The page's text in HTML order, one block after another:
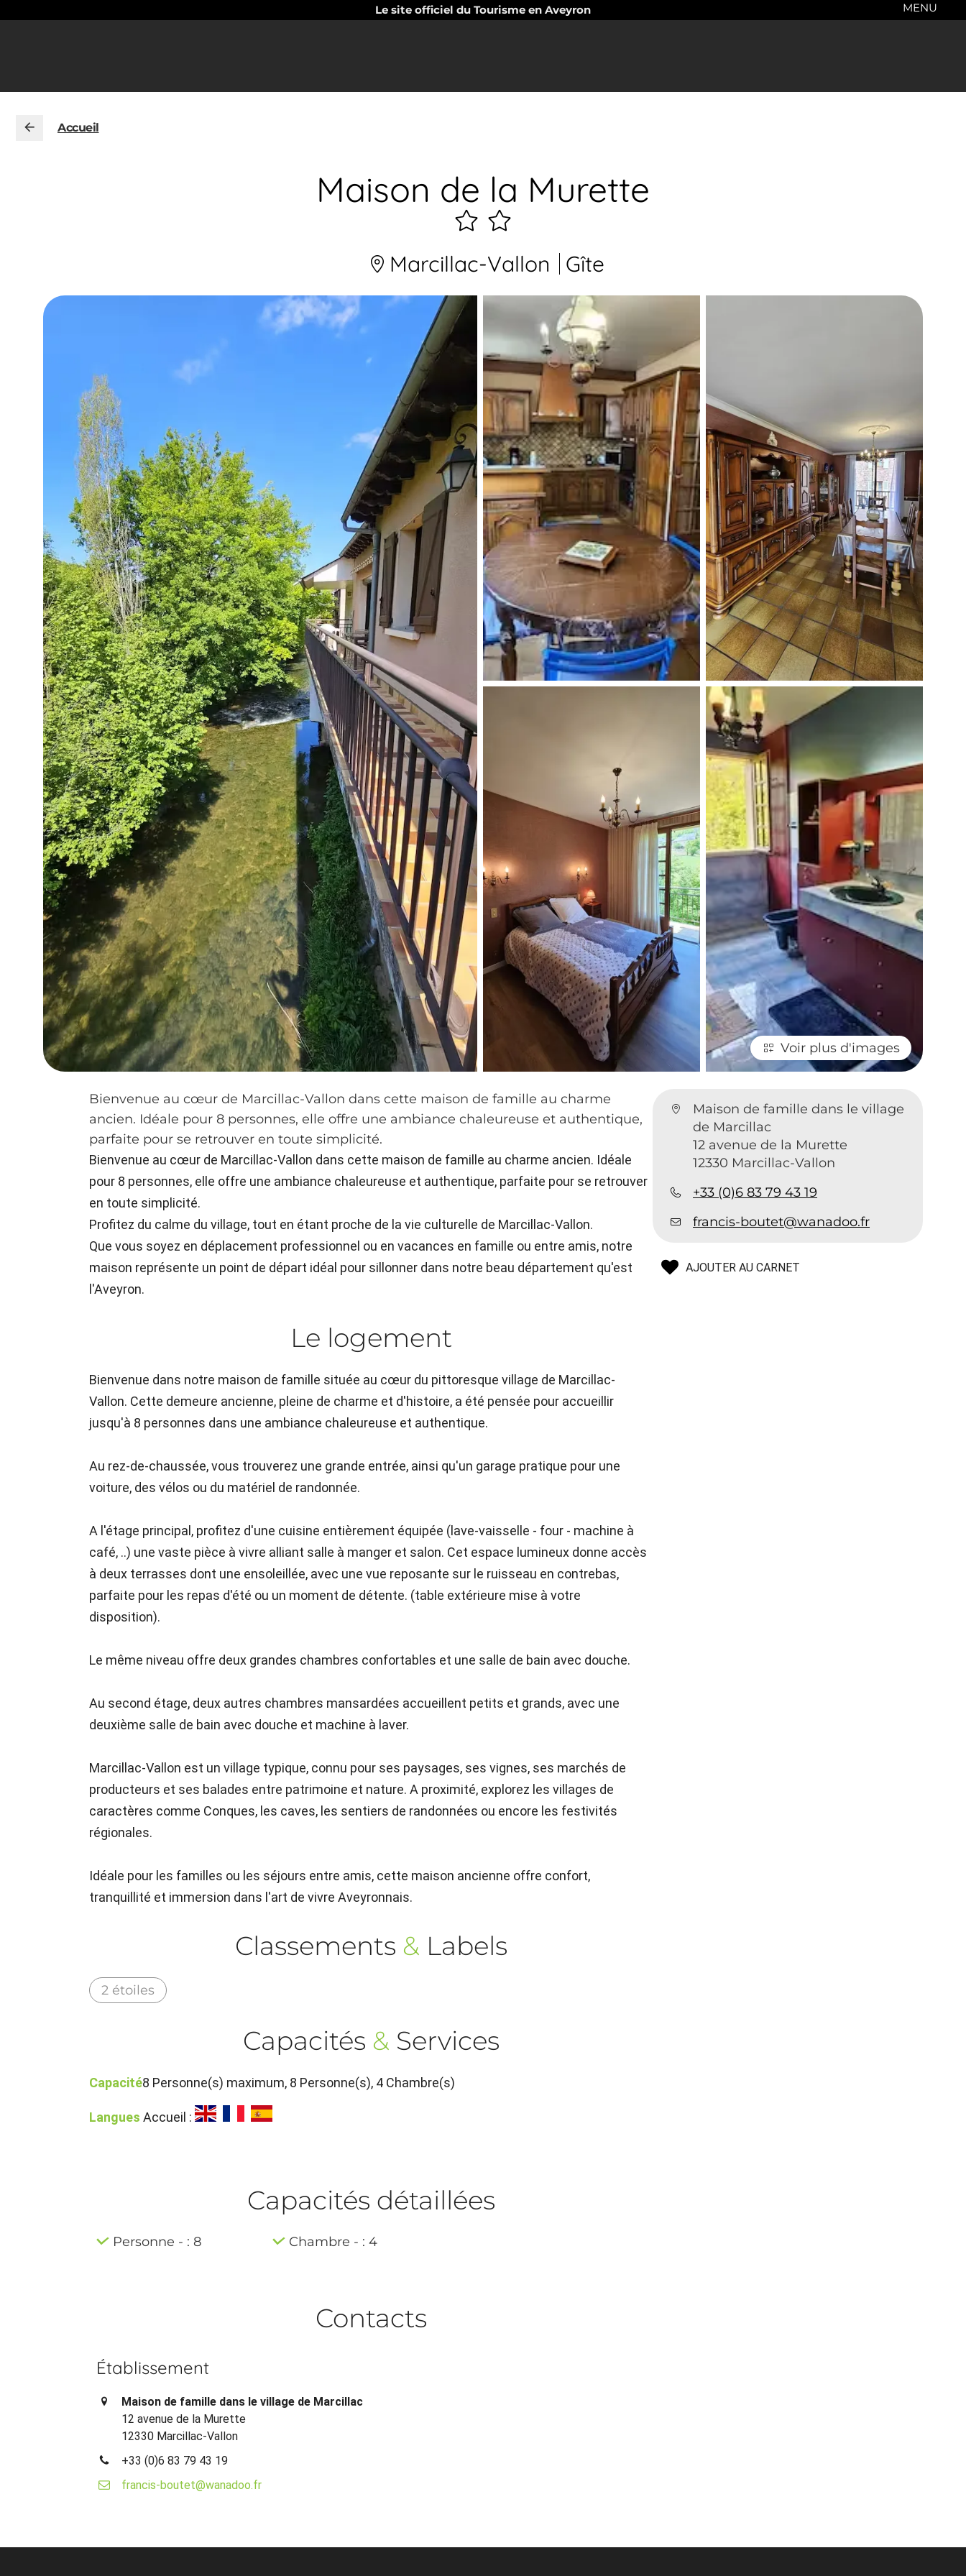
Le site officiel du Tourisme en Aveyron MENU
Accueil
Maison de la Murette
2
étoiles
Marcillac-Vallon Gîte
Voir plus d'images
Maison de famille dans le village
de Marcillac
12 avenue de la Murette
12330 Marcillac-Vallon
+33 (0)6 83 79 43 19
francis-boutet@wanadoo.fr
AJOUTER AU CARNET
Bienvenue au cœur de Marcillac-Vallon dans cette maison de famille au charme
ancien. Idéale pour 8 personnes, elle offre une ambiance chaleureuse et authentique,
parfaite pour se retrouver en toute simplicité.
Bienvenue au cœur de Marcillac-Vallon dans cette maison de famille au charme ancien. Idéale
pour 8 personnes, elle offre une ambiance chaleureuse et authentique, parfaite pour se retrouver
en toute simplicité.
Profitez du calme du village, tout en étant proche de la vie culturelle de Marcillac-Vallon.
Que vous soyez en déplacement professionnel ou en vacances en famille ou entre amis, notre
maison représente un point de départ idéal pour sillonner dans notre beau département qu'est
l'Aveyron.
Le logement
Bienvenue dans notre maison de famille située au cœur du pittoresque village de Marcillac-
Vallon. Cette demeure ancienne, pleine de charme et d'histoire, a été pensée pour accueillir
jusqu'à 8 personnes dans une ambiance chaleureuse et authentique.
Au rez-de-chaussée, vous trouverez une grande entrée, ainsi qu'un garage pratique pour une
voiture, des vélos ou du matériel de randonnée.
A l'étage principal, profitez d'une cuisine entièrement équipée (lave-vaisselle - four - machine à
café, ..) une vaste pièce à vivre alliant salle à manger et salon. Cet espace lumineux donne accès
à deux terrasses dont une ensoleillée, avec une vue reposante sur le ruisseau en contrebas,
parfaite pour les repas d'été ou un moment de détente. (table extérieure mise à votre
disposition).
Le même niveau offre deux grandes chambres confortables et une salle de bain avec douche.
Au second étage, deux autres chambres mansardées accueillent petits et grands, avec une
deuxième salle de bain avec douche et machine à laver.
Marcillac-Vallon est un village typique, connu pour ses paysages, ses vignes, ses marchés de
producteurs et ses balades entre patrimoine et nature. A proximité, explorez les villages de
caractères comme Conques, les caves, les sentiers de randonnées ou encore les festivités
régionales.
Idéale pour les familles ou les séjours entre amis, cette maison ancienne offre confort,
tranquillité et immersion dans l'art de vivre Aveyronnais.
Classements & Labels
2 étoiles
Capacités & Services
Capacité8 Personne(s) maximum, 8 Personne(s), 4 Chambre(s)
Langues Accueil :
Capacités détaillées
Personne - : 8 Chambre - : 4
Contacts
Établissement
Maison de famille dans le village de Marcillac
12 avenue de la Murette
12330 Marcillac-Vallon
+33 (0)6 83 79 43 19
francis-boutet@wanadoo.fr